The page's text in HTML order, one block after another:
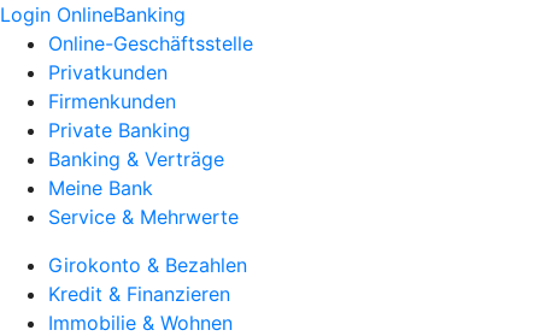
Login OnlineBanking
Online-Geschäftsstelle
Privatkunden
Firmenkunden
Private Banking
Banking & Verträge
Meine Bank
Service & Mehrwerte
Girokonto & Bezahlen
Kredit & Finanzieren
Immobilie & Wohnen